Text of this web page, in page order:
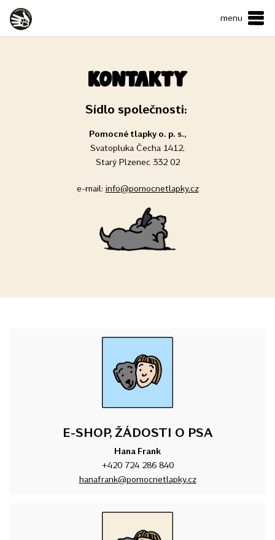
menu
JAK MŮŽETE POMOCI?
E-shop
Podpořit
Kontakty
Sídlo společnosti:
Pomocné tlapky o. p. s.,
Svatopluka Čecha 1412,
Starý Plzenec 332 02
e-mail: info@pomocnetlapky.cz
E-SHOP, ŽÁDOSTI O PSA
Hana Frank
+420 724 286 840
hanafrank@pomocnetlapky.cz